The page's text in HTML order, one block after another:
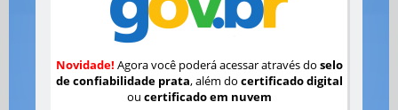
Novidade! Agora você poderá acessar através do selo
de confiabilidade prata, além do certificado digital
ou certificado em nuvem